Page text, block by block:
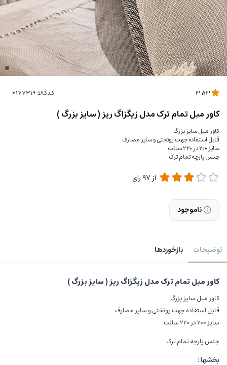
کدکالا:
کاور مبل تمام ترک مدل زیگزاگ ریز ( سایز بزرگ )
کاور مبل سایز بزرگ
قابل استفاده جهت روتختی و سایر مصارف
سایز 200 در 220 سانت
جنس پارچه تمام ترک
از97رای
ناموجود
توضیحات بازخوردها
کاور مبل تمام ترک مدل زیگزاگ ریز ( سایز بزرگ )
کاور مبل سایز بزرگ
قابل استفاده جهت روتختی و سایر مصارف
سایز 200 در 220 سانت
جنس پارچه تمام ترک
بخشها :